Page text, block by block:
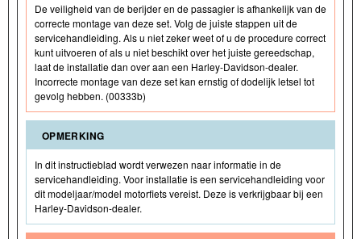
De veiligheid van de berijder en de passagier is afhankelijk van de
correcte montage van deze set. Volg de juiste stappen uit de
servicehandleiding. Als u niet zeker weet of u de procedure correct
kunt uitvoeren of als u niet beschikt over het juiste gereedschap,
laat de installatie dan over aan een Harley-Davidson-dealer.
Incorrecte montage van deze set kan ernstig of dodelijk letsel tot
gevolg hebben. (00333b)
OPMERKING
In dit instructieblad wordt verwezen naar informatie in de
servicehandleiding. Voor installatie is een servicehandleiding voor
dit modeljaar/model motorfiets vereist. Deze is verkrijgbaar bij een
Harley-Davidson-dealer.